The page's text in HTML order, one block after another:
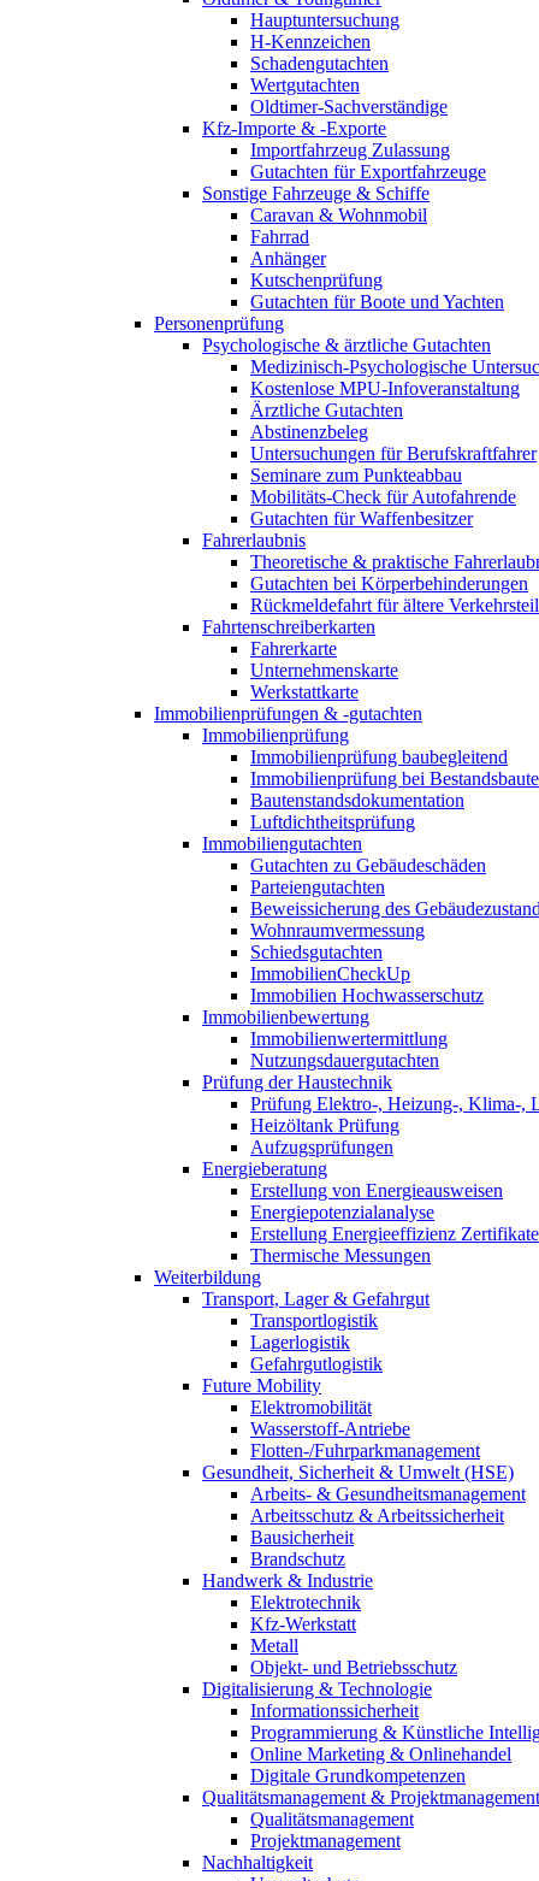
Hauptuntersuchung
H-Kennzeichen
Schadengutachten
Wertgutachten
Oldtimer-Sachverständige
Kfz-Importe & -Exporte
Importfahrzeug Zulassung
Gutachten für Exportfahrzeuge
Sonstige Fahrzeuge & Schiffe
Caravan & Wohnmobil
Fahrrad
Anhänger
Kutschenprüfung
Gutachten für Boote und Yachten
Personenprüfung
Psychologische & ärztliche Gutachten
Medizinisch-Psychologische
Kostenlose MPU-Infoveranstaltung
Ärztliche Gutachten
Abstinenzbeleg
Untersuchungen für Berufskraftfahrer
Seminare zum Punkteabbau
Mobilitäts-Check für Autofahrende
Gutachten für Waffenbesitzer
Fahrerlaubnis
Theoretische & praktische
Gutachten bei Körperbehinderungen
Rückmeldefahrt für ältere
Fahrtenschreiberkarten
Fahrerkarte
Unternehmenskarte
Werkstattkarte
Immobilienprüfungen & -gutachten
Immobilienprüfung
Immobilienprüfung baubegleitend
Immobilienprüfung bei
Bautenstandsdokumentation
Luftdichtheitsprüfung
Immobiliengutachten
Gutachten zu Gebäudeschäden
Parteiengutachten
Beweissicherung des
Wohnraumvermessung
Schiedsgutachten
ImmobilienCheckUp
Immobilien Hochwasserschutz
Immobilienbewertung
Immobilienwertermittlung
Nutzungsdauergutachten
Prüfung der Haustechnik
Prüfung Elektro-, Heizung-, Klima-,
Heizöltank Prüfung
Aufzugsprüfungen
Energieberatung
Erstellung von Energieausweisen
Energiepotenzialanalyse
Erstellung Energieeffizienz Zertifikate
Thermische Messungen
Weiterbildung
Transport, Lager & Gefahrgut
Transportlogistik
Lagerlogistik
Gefahrgutlogistik
Future Mobility
Elektromobilität
Wasserstoff-Antriebe
Flotten-/Fuhrparkmanagement
Gesundheit, Sicherheit & Umwelt (HSE)
Arbeits- & Gesundheitsmanagement
Arbeitsschutz & Arbeitssicherheit
Bausicherheit
Brandschutz
Handwerk & Industrie
Elektrotechnik
Kfz-Werkstatt
Metall
Objekt- und Betriebsschutz
Digitalisierung & Technologie
Informationssicherheit
Programmierung & Künstliche
Online Marketing & Onlinehandel
Digitale Grundkompetenzen
Qualitätsmanagement & Projektmanagement
Qualitätsmanagement
Projektmanagement
Nachhaltigkeit